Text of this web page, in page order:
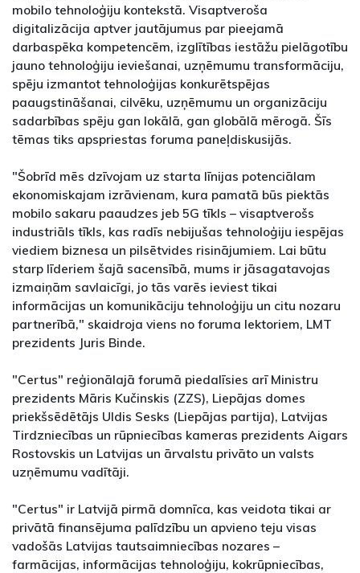
mobilo tehnoloģiju kontekstā. Visaptveroša
digitalizācija aptver jautājumus par pieejamā
darbaspēka kompetencēm, izglītības iestāžu pielāgotību
jauno tehnoloģiju ieviešanai, uzņēmumu transformāciju,
spēju izmantot tehnoloģijas konkurētspējas
paaugstināšanai, cilvēku, uzņēmumu un organizāciju
sadarbības spēju gan lokālā, gan globālā mērogā. Šīs
tēmas tiks apspriestas foruma paneļdiskusijās.
"Šobrīd mēs dzīvojam uz starta līnijas potenciālam
ekonomiskajam izrāvienam, kura pamatā būs piektās
mobilo sakaru paaudzes jeb 5G tīkls – visaptverošs
industriāls tīkls, kas radīs nebijušas tehnoloģiju iespējas
viediem biznesa un pilsētvides risinājumiem. Lai būtu
starp līderiem šajā sacensībā, mums ir jāsagatavojas
izmaiņām savlaicīgi, jo tās varēs ieviest tikai
informācijas un komunikāciju tehnoloģiju un citu nozaru
partnerībā," skaidroja viens no foruma lektoriem, LMT
prezidents Juris Binde.
"Certus" reģionālajā forumā piedalīsies arī Ministru
prezidents Māris Kučinskis (ZZS), Liepājas domes
priekšsēdētājs Uldis Sesks (Liepājas partija), Latvijas
Tirdzniecības un rūpniecības kameras prezidents Aigars
Rostovskis un Latvijas un ārvalstu privāto un valsts
uzņēmumu vadītāji.
"Certus" ir Latvijā pirmā domnīca, kas veidota tikai ar
privātā finansējuma palīdzību un apvieno teju visas
vadošās Latvijas tautsaimniecības nozares –
farmācijas, informācijas tehnoloģiju, kokrūpniecības,